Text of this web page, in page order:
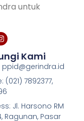
untuk
Kami
ppid@gerindra.id
(021) 7892377,
Jl. Harsono RM
Ragunan, Pasar